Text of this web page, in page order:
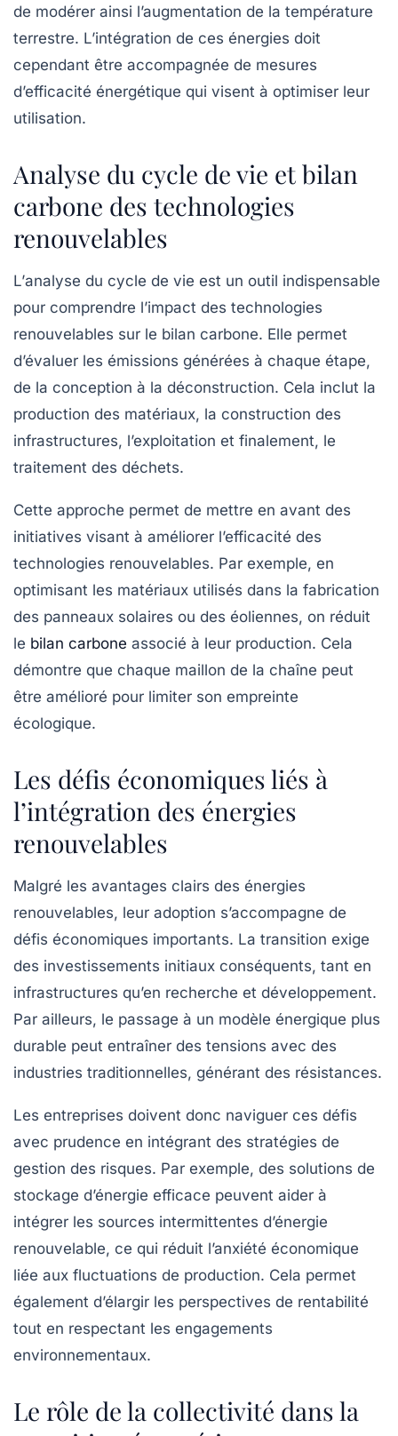
de modérer ainsi l’augmentation de la température
terrestre. L’intégration de ces énergies doit
cependant être accompagnée de mesures
d’efficacité énergétique qui visent à optimiser leur
utilisation.
Analyse du cycle de vie et bilan
carbone des technologies
renouvelables
L’analyse du cycle de vie est un outil indispensable
pour comprendre l’impact des technologies
renouvelables sur le bilan carbone. Elle permet
d’évaluer les émissions générées à chaque étape,
de la conception à la déconstruction. Cela inclut la
production des matériaux, la construction des
infrastructures, l’exploitation et finalement, le
traitement des déchets.
Cette approche permet de mettre en avant des
initiatives visant à améliorer l’efficacité des
technologies renouvelables. Par exemple, en
optimisant les matériaux utilisés dans la fabrication
des panneaux solaires ou des éoliennes, on réduit
le bilan carbone associé à leur production. Cela
démontre que chaque maillon de la chaîne peut
être amélioré pour limiter son empreinte
écologique.
Les défis économiques liés à
l’intégration des énergies
renouvelables
Malgré les avantages clairs des énergies
renouvelables, leur adoption s’accompagne de
défis économiques importants. La transition exige
des investissements initiaux conséquents, tant en
infrastructures qu’en recherche et développement.
Par ailleurs, le passage à un modèle énergique plus
durable peut entraîner des tensions avec des
industries traditionnelles, générant des résistances.
Les entreprises doivent donc naviguer ces défis
avec prudence en intégrant des stratégies de
gestion des risques. Par exemple, des solutions de
stockage d’énergie efficace peuvent aider à
intégrer les sources intermittentes d’énergie
renouvelable, ce qui réduit l’anxiété économique
liée aux fluctuations de production. Cela permet
également d’élargir les perspectives de rentabilité
tout en respectant les engagements
environnementaux.
Le rôle de la collectivité dans la